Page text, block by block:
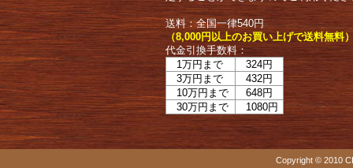
送料：全国一律540円
（8,000円以上のお買い上げで送料無料
代金引換手数料：
1万円まで
324円
3万円まで
432円
10万円まで
648円
30万円まで
1080円
Copyright © 2010